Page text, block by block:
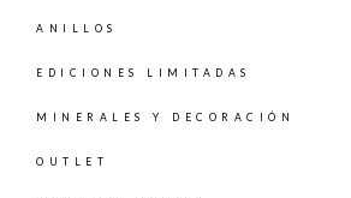
ANILLOS
EDICIONES LIMITADAS
MINERALES Y DECORACIÓN
OUTLET